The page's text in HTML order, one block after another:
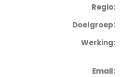
Regio
Doelgroep
Werking
Email